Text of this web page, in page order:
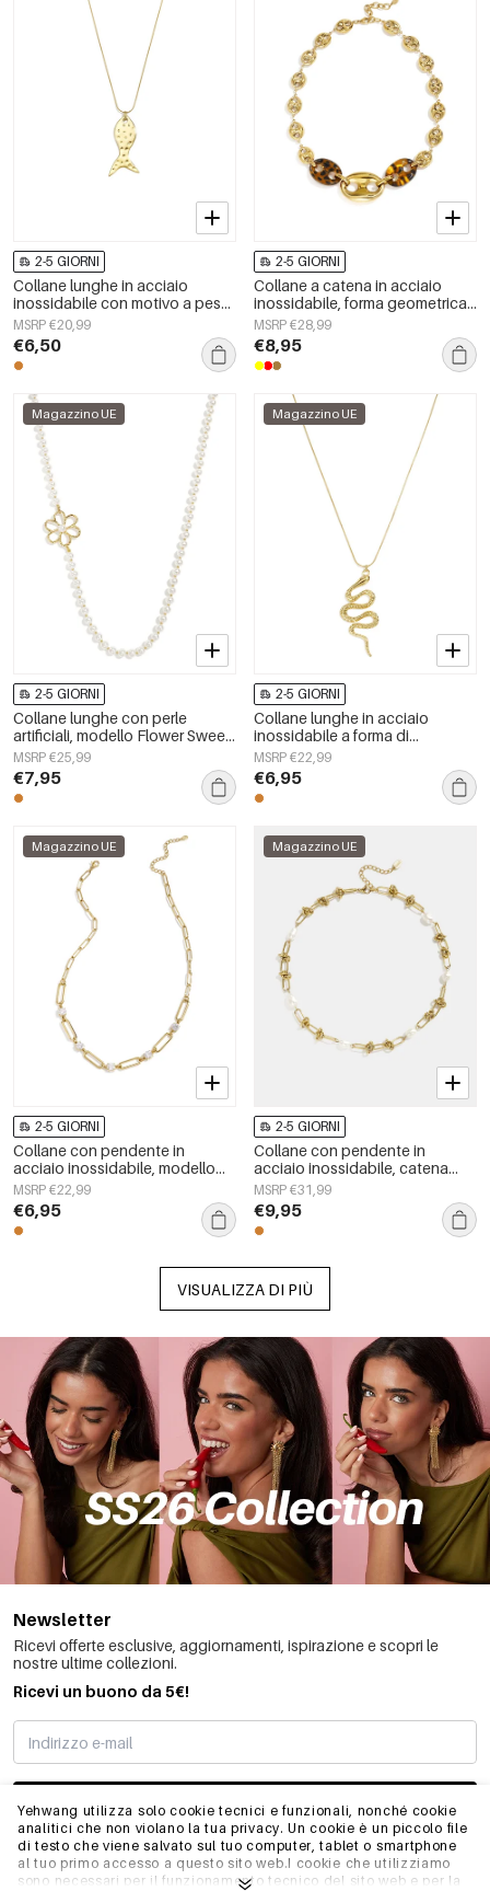
Yehwang utilizza solo cookie tecnici e funzionali, nonché cookie
analitici che non violano la tua privacy. Un cookie è un piccolo file
di testo che viene salvato sul tuo computer, tablet o smartphone
al tuo primo accesso a questo sito web.I cookie che utilizziamo
sono necessari per il funzionamento tecnico del sito web e per la
2-5 GIORNI
Collane lunghe in acciaio
inossidabile con motivo a pesci,
serie casual e semplice per tutti
i giorni, gioielli da donna
MSRP €20,99
€6,50
2-5 GIORNI
Collane a catena in acciaio
inossidabile, forma geometrica,
semplici, serie &quot;Daily
Simple&quot;, gioielli da donna
MSRP €28,99
€8,95
Magazzino UE
2-5 GIORNI
Collane lunghe con perle
artificiali, modello Flower Sweet
Daily Simple, gioielli da donna
MSRP €25,99
€7,95
Magazzino UE
2-5 GIORNI
Collane lunghe in acciaio
inossidabile a forma di
serpente, semplici, della serie
Simple Daily, gioielli da donna
MSRP €22,99
€6,95
Magazzino UE
2-5 GIORNI
Collane con pendente in
acciaio inossidabile, modello
Circle Simple, serie Daily Simple,
gioielli da donna
MSRP €22,99
€6,95
Magazzino UE
2-5 GIORNI
Collane con pendente in
acciaio inossidabile, catena
semplice, serie Simple Daily,
gioielli da donna
MSRP €31,99
€9,95
VISUALIZZA DI PIÙ
Newsletter
Ricevi offerte esclusive, aggiornamenti, ispirazione e scopri le
nostre ultime collezioni.
Ricevi un buono da 5€!
MI STO REGISTRANDO
INFO